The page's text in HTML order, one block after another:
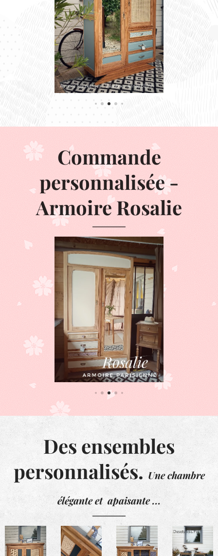
Commande
personnalisée -
Armoire Rosalie
Des ensembles
personnalisés. Une chambre
élégante et apaisante ...